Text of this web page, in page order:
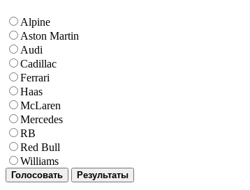
Alpine
Aston Martin
Audi
Cadillac
Ferrari
Haas
McLaren
Mercedes
RB
Red Bull
Williams
Голосовать Результаты